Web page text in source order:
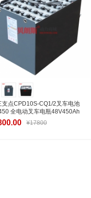
支点CPD10S-CQ1/2叉车电池
全电动叉车电瓶48V450Ah
¥17800